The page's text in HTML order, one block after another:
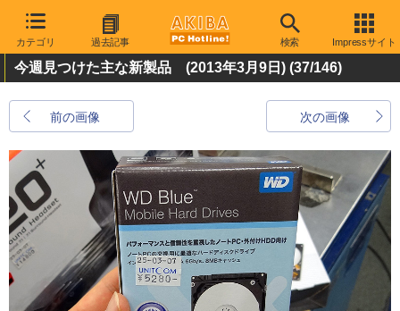
カテゴリ 過去記事 検索 Impressサイト
今週見つけた主な新製品 (2013年3月9日) (37/146)
前の画像 次の画像